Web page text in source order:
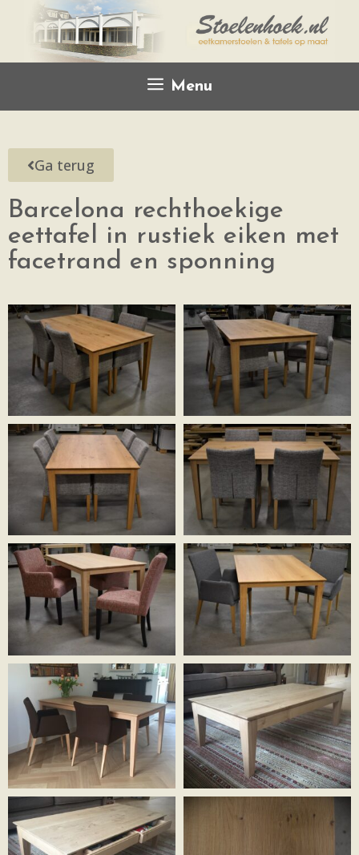
Menu
Ga terug
Barcelona rechthoekige
eettafel in rustiek eiken met
facetrand en sponning